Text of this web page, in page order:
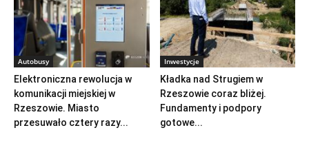
Autobusy
Elektroniczna rewolucja w
komunikacji miejskiej w
Rzeszowie. Miasto
przesuwało cztery razy...
Inwestycje
Kładka nad Strugiem w
Rzeszowie coraz bliżej.
Fundamenty i podpory
gotowe...